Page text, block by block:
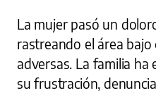
La mujer pasó un
rastreando el área bajo
adversas. La familia
su frustración,